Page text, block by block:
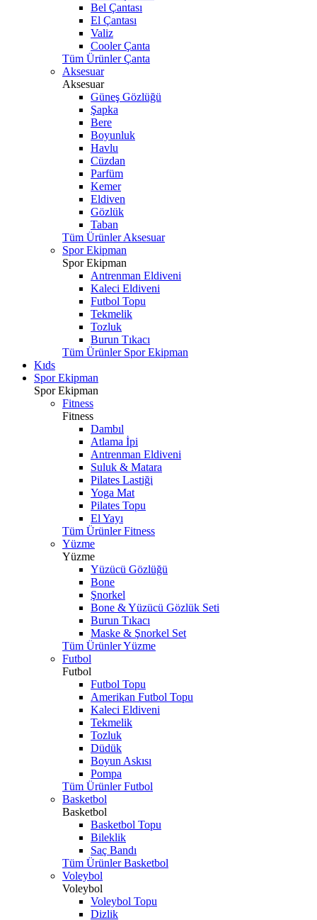
Bel Çantası
El Çantası
Valiz
Cooler Çanta
Tüm Ürünler Çanta
Aksesuar
Aksesuar
Güneş Gözlüğü
Şapka
Bere
Boyunluk
Havlu
Cüzdan
Parfüm
Kemer
Eldiven
Gözlük
Taban
Tüm Ürünler Aksesuar
Spor Ekipman
Spor Ekipman
Antrenman Eldiveni
Kaleci Eldiveni
Futbol Topu
Tekmelik
Tozluk
Burun Tıkacı
Tüm Ürünler Spor Ekipman
Kıds
Spor Ekipman
Spor Ekipman
Fitness
Fitness
Dambıl
Atlama İpi
Antrenman Eldiveni
Suluk & Matara
Pilates Lastiği
Yoga Mat
Pilates Topu
El Yayı
Tüm Ürünler Fitness
Yüzme
Yüzme
Yüzücü Gözlüğü
Bone
Şnorkel
Bone & Yüzücü Gözlük Seti
Burun Tıkacı
Maske & Şnorkel Set
Tüm Ürünler Yüzme
Futbol
Futbol
Futbol Topu
Amerikan Futbol Topu
Kaleci Eldiveni
Tekmelik
Tozluk
Düdük
Boyun Askısı
Pompa
Tüm Ürünler Futbol
Basketbol
Basketbol
Basketbol Topu
Bileklik
Saç Bandı
Tüm Ürünler Basketbol
Voleybol
Voleybol
Voleybol Topu
Dizlik